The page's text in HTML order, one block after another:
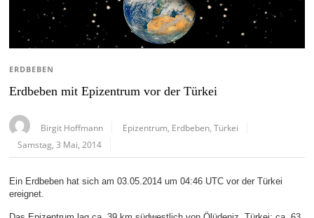
ERDBEBEN
Erdbeben mit Epizentrum vor der Türkei
Birgit Hoffmann Epizentrum Erdbeben ,Türkei
Samstag, 3 Mai, 2014
Ein Erdbeben hat sich am 03.05.2014 um 04:46 UTC vor der Türkei
ereignet.